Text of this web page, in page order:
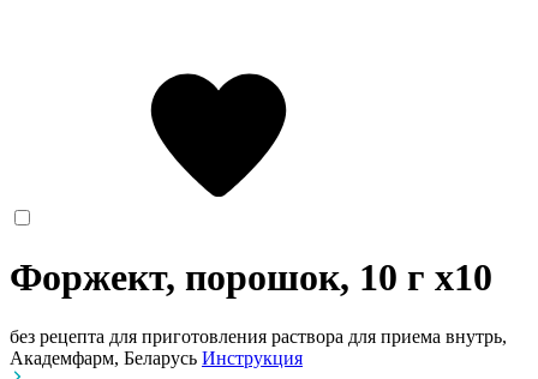
Форжект, порошок, 10 г x10
без рецепта для приготовления раствора для приема внутрь,
Академфарм, Беларусь Инструкция